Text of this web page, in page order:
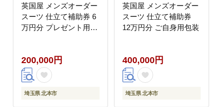
英国屋 メンズオーダー
スーツ 仕立て補助券 6
万円分 プレゼント用包
200,000円
埼玉県 北本市
英国屋 メンズオーダー
スーツ 仕立て補助券
12万円分 ご自身用包装
400,000円
埼玉県 北本市